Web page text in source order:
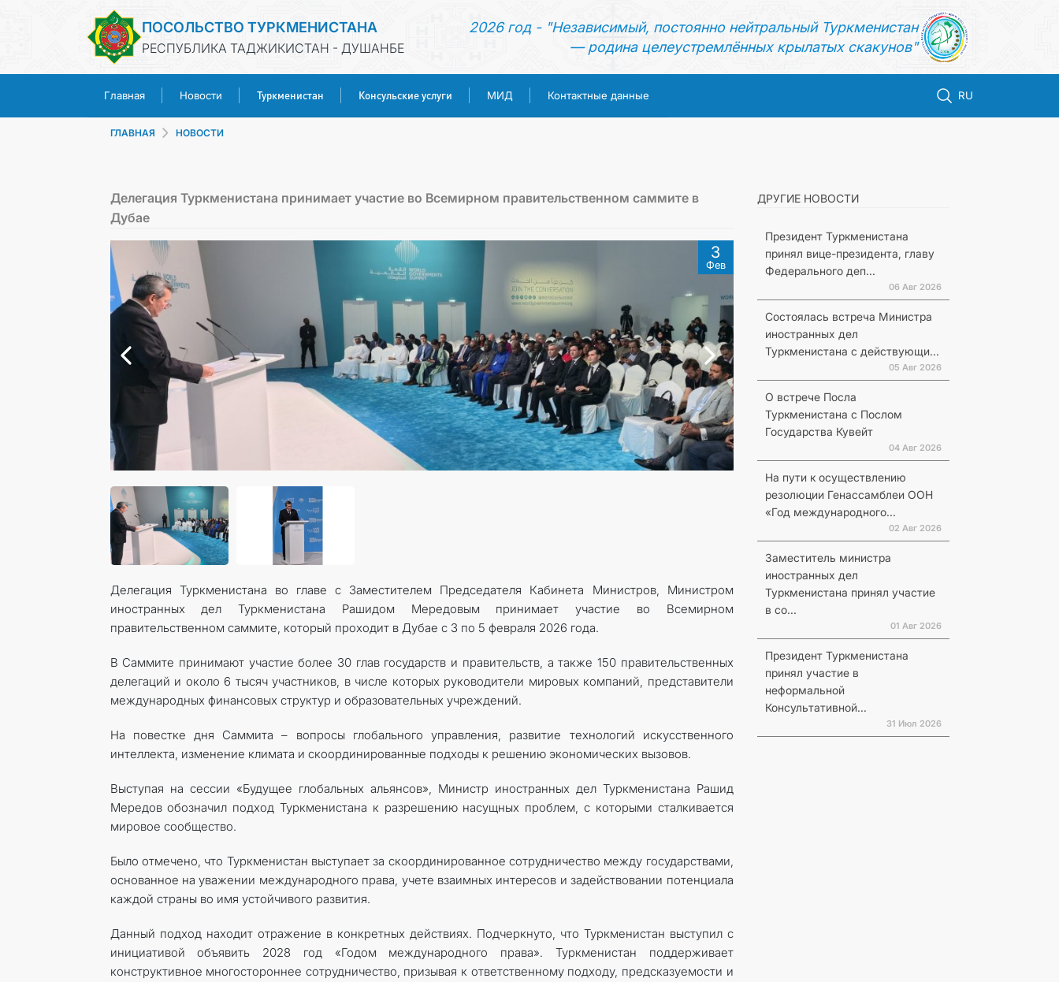
ПОСОЛЬСТВО ТУРКМЕНИСТАНА
РЕСПУБЛИКА ТАДЖИКИСТАН - ДУШАНБЕ
2026 год - "Независимый, постоянно нейтральный Туркменистан
— родина целеустремлённых крылатых скакунов"
Главная Новости Туркменистан Консульские услуги МИД Контактные данные RU
КОНСУЛЬСКИЕ УСЛУГИ
МИД
КОНТАКТНЫЕ ДАННЫЕ
ГЛАВНАЯ НОВОСТИ
Делегация Туркменистана принимает участие во Всемирном правительственном саммите в
Дубае
3
Фев
Делегация Туркменистана во главе с Заместителем Председателя Кабинета Министров, Министром
иностранных дел Туркменистана Рашидом Мередовым принимает участие во Всемирном
правительственном саммите, который проходит в Дубае с 3 по 5 февраля 2026 года.
В Саммите принимают участие более 30 глав государств и правительств, а также 150 правительственных
делегаций и около 6 тысяч участников, в числе которых руководители мировых компаний, представители
международных финансовых структур и образовательных учреждений.
На повестке дня Саммита – вопросы глобального управления, развитие технологий искусственного
интеллекта, изменение климата и скоординированные подходы к решению экономических вызовов.
Выступая на сессии «Будущее глобальных альянсов», Министр иностранных дел Туркменистана Рашид
Мередов обозначил подход Туркменистана к разрешению насущных проблем, с которыми сталкивается
мировое сообщество.
Было отмечено, что Туркменистан выступает за скоординированное сотрудничество между государствами,
основанное на уважении международного права, учете взаимных интересов и задействовании потенциала
каждой страны во имя устойчивого развития.
Данный подход находит отражение в конкретных действиях. Подчеркнуто, что Туркменистан выступил с
инициативой объявить 2028 год «Годом международного права». Туркменистан поддерживает
конструктивное многостороннее сотрудничество, призывая к ответственному подходу, предсказуемости и
ДРУГИЕ НОВОСТИ
Президент Туркменистана
принял вице-президента, главу
Федерального деп...
06 Авг 2026
Состоялась встреча Министра
иностранных дел
Туркменистана с действующи...
05 Авг 2026
О встрече Посла
Туркменистана с Послом
Государства Кувейт
04 Авг 2026
На пути к осуществлению
резолюции Генассамблеи ООН
«Год международного...
02 Авг 2026
Заместитель министра
иностранных дел
Туркменистана принял участие
в со...
01 Авг 2026
Президент Туркменистана
принял участие в
неформальной
Консультативной...
31 Июл 2026